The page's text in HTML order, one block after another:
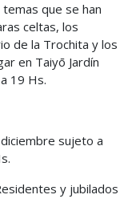
que se han
celtas, los
de la Trochita y los
en Taiyō Jardín
19 Hs.
sujeto a
y jubilados